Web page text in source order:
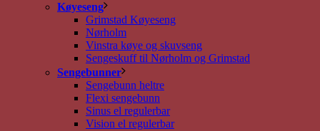
Køyeseng
Grimstad Køyeseng
Nørholm
Vinstra køye og skuvseng
Sengeskuff til Nørholm og Grimstad
Sengebunner
Sengebunn heltre
Flexi sengebunn
Sinus el regulerbar
Vision el regulerbar